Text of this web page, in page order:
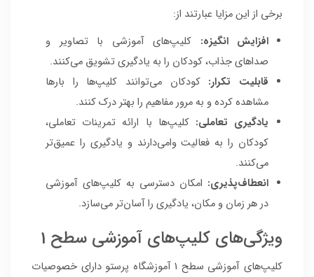
برخی از این مزایا عبارتند از:
افزایش انگیزه: کلیپ‌های آموزشی با تصاویر و
صداهای جذاب، کودکان را به یادگیری تشویق می‌کنند.
قابلیت تکرار: کودکان می‌توانند کلیپ‌ها را بارها
مشاهده کرده و به مرور مفاهیم را بهتر درک کنند.
یادگیری تعاملی: کلیپ‌ها با ارائه تمرینات تعاملی،
کودکان را به فعالیت وامی‌دارند و یادگیری را عمیق‌تر
می‌کنند.
انعطاف‌پذیری: امکان دسترسی به کلیپ‌های آموزشی
در هر زمان و مکان، یادگیری را آسان‌تر می‌سازد.
ویژگی‌های کلیپ‌های آموزشی سطح 1
کلیپ‌های آموزشی سطح 1 آموزشگاه پرستو دارای خصوصیات